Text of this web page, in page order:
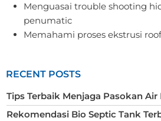
Menguasai trouble shooting
penumatic
Memahami proses ekstrusi
RECENT POSTS
Tips Terbaik Menjaga Pasokan
Rekomendasi Bio Septic Tank